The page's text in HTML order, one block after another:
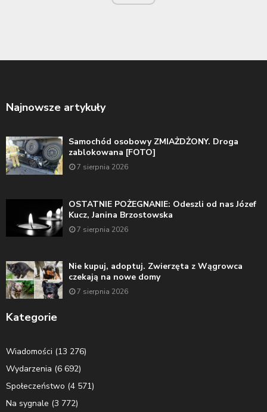
Najnowsze artykuły
Samochód osobowy ZMIAŻDŻONY. Droga
zablokowana [FOTO]
7 sierpnia 2026
OSTATNIE POŻEGNANIE: Odeszli od nas Józef
Kucz, Janina Brzostowska
7 sierpnia 2026
Nie kupuj, adoptuj. Zwierzęta z Wągrowca
czekają na nowe domy
7 sierpnia 2026
Kategorie
Wiadomości (13 276)
Wydarzenia (6 692)
Społeczeństwo (4 571)
Na sygnale (3 772)